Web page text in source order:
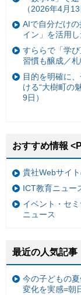
（2026年4月13
AIで自分だけ
イン」を活用
すららで「学
習慣も醸成／
目的を明確に
ける“大樹町の
9日）
おすすめ情報
貴社Webサイ
ICT教育ニュー
イベント・セ
ニュース
最近の人気記事
今の子どもの
変化を実感=朝